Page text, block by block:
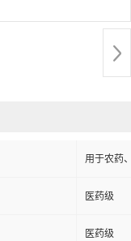
用于农药
医药级
医药级